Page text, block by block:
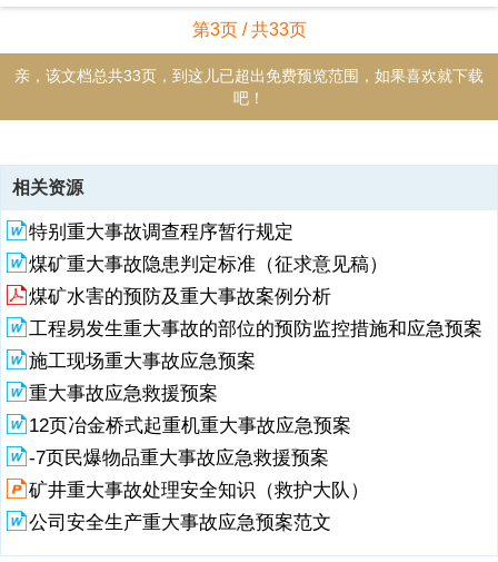
第3页 / 共33页
亲，该文档总共33页，到这儿已超出免费预览范围，如果喜欢就下载
吧！
资源描述
1、2026修订版煤矿重大事故隐患判定标准学习题库一、单选题1、根
据煤矿重大事故隐患判定标准，煤矿全年原煤产量超过煤矿核定（设
计）生产能力的（B），属于“超能力、超强度或者超定员组织生产”重
大事故隐患。A、1.05 B、0.01 C、1.15 D、1.22、某井工煤矿核定生
产能力为年产120万吨，根据煤矿重大事故隐患判定标准，该矿季度原
煤产量不得超过（B）万吨，否则构成重大事故隐患。A、30 B、36
C、40 D、423、根据煤矿重大事故隐患判定标准，矿井同时生产的水
平超过（B）个，属于“超能力、超强度或者超定员组织生产”重大事故
隐患。A、1 B、2 C、3 D、44、矿井采掘作业地点单班作业人
2、数超过国家有关限员规定（B）以上的，属于重大事故隐患（不含交
接班期间，经省级煤矿安全监管部门批准增加的人员不计入）。A、0.1
B、0.2 C、0.3 D、0.55、采区回风巷、采掘工作面回风巷风流中甲烷
浓度达到（B）时，未停止工作、撤出人员、采取措施、进行处理的，
属于“瓦斯超限作业”重大事故隐患。A、0.008 B、0.01 C、0.015 D、
相关资源
特别重大事故调查程序暂行规定
煤矿重大事故隐患判定标准（征求意见稿）
煤矿水害的预防及重大事故案例分析
工程易发生重大事故的部位的预防监控措施和应急预案
施工现场重大事故应急预案
重大事故应急救援预案
12页冶金桥式起重机重大事故应急预案
-7页民爆物品重大事故应急救援预案
矿井重大事故处理安全知识（救护大队）
公司安全生产重大事故应急预案范文